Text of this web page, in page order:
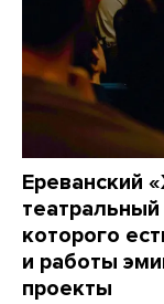
Ереванский
которого
и работы
проекты